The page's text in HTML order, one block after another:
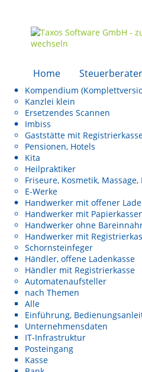
Home Steuerberater
Kompendium
Kanzlei klein
Ersetzendes Scannen
Imbiss
Gaststätte mit
Pensionen, Hotels
Kita
Heilpraktiker
Friseure, Kosmetik,
E-Werke
Handwerker mit offener
Handwerker mit
Handwerker ohne
Handwerker mit
Schornsteinfeger
Händler, offene Ladenkasse
Händler mit Registrierkasse
Automatenaufsteller
nach Themen
Alle
Einführung,
Unternehmensdaten
IT-Infrastruktur
Posteingang
Kasse